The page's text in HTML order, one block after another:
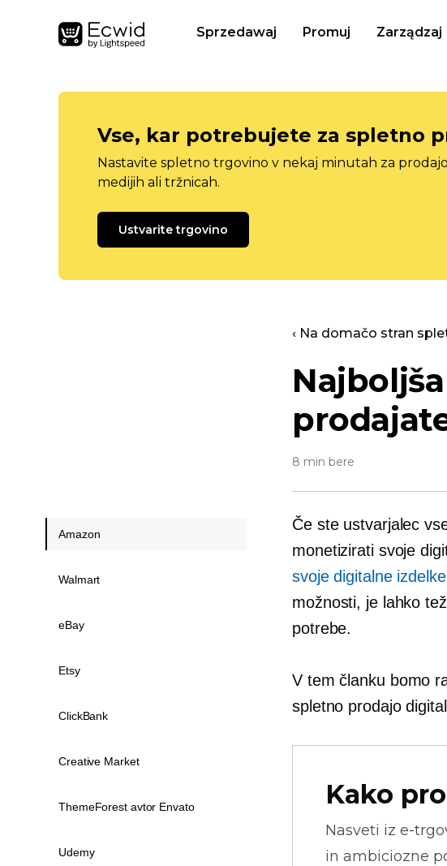
Sprzedawaj Promuj Zarządzaj
Vse, kar potrebujete za spletno
Nastavite spletno trgovino v nekaj minutah za
medijih ali tržnicah.
Ustvarite trgovino
‹ Na domačo stran
8 min bere
Če ste ustvarjalec
monetizirati svoje
svoje digitalne izdelke
možnosti, je lahko
potrebe.
V tem članku bomo
spletno prodajo
Kako
Nasveti iz e-
in ambiciozne
Amazon
Walmart
eBay
Etsy
ClickBank
Creative Market
ThemeForest avtor Envato
Udemy